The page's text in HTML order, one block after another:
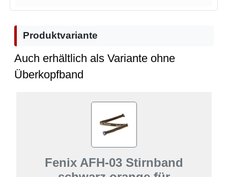
Produktvariante
Auch erhältlich als Variante ohne
Überkopfband
Fenix AFH-03 Stirnband